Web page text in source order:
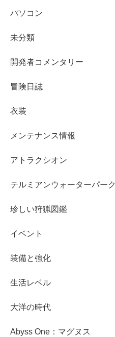
パソコン
未分類
開発者コメンタリー
冒険日誌
衣装
メンテナンス情報
アトラクシオン
テルミアンウォーターパーク
珍しい狩猟図鑑
イベント
装備と強化
生活レベル
大洋の時代
Abyss One：マグヌス